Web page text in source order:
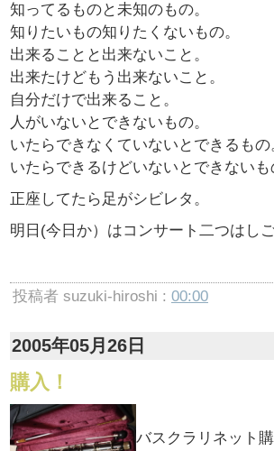
知ってるものと未知のもの。
知りたいもの知りたくないもの。
出来ることと出来ないこと。
出来たけどもう出来ないこと。
自分だけで出来ること。
人がいないとできないもの。
いたらできなくていないとできるもの
いたらできるけどいないとできないも
正座してたら足がシビレタ。
明日(今日か）はコンサート二つはし
投稿者 suzuki-hiroshi : 00:00
2005年05月26日
購入！
バスクラリネット